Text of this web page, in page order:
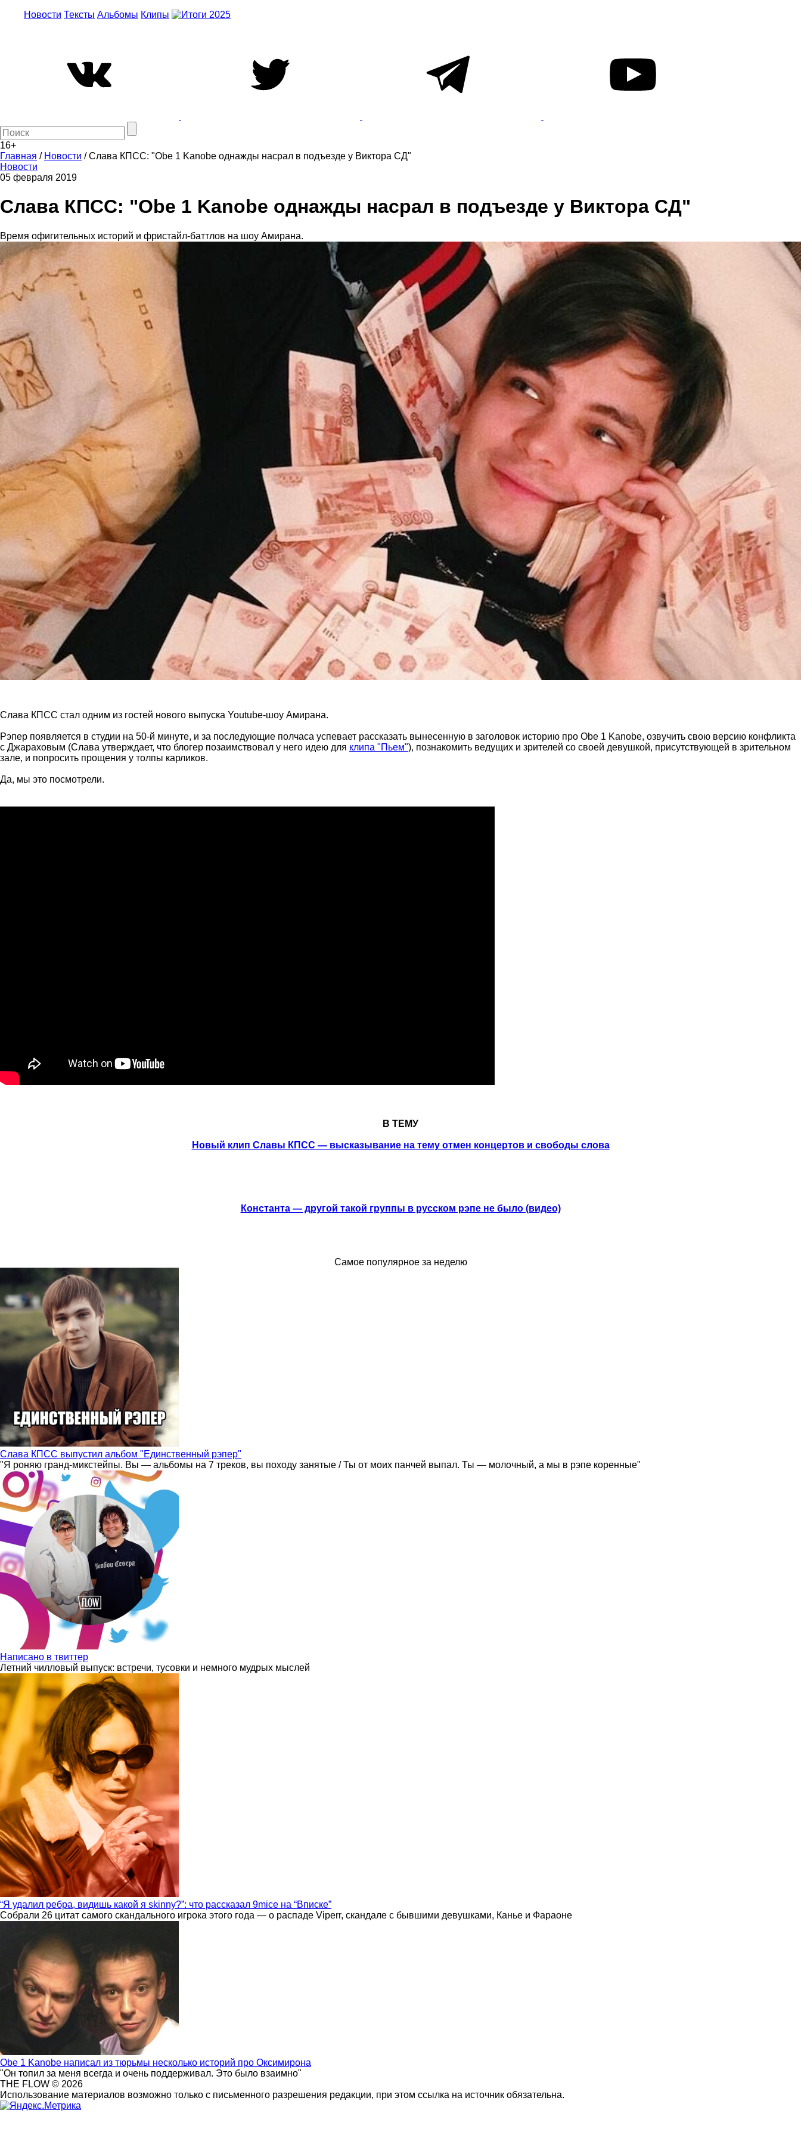
Новости Тексты Альбомы Клипы
16+
Главная / Новости /Слава КПСС: "Obe 1 Kanobe однажды насрал в подъезде у Виктора СД"
Новости
05 февраля 2019
Слава КПСС: "Obe 1 Kanobe однажды насрал в подъезде у Виктора СД"
Время офигительных историй и фристайл-баттлов на шоу Амирана.
Слава КПСС стал одним из гостей нового выпуска Youtube-шоу Амирана.
Рэпер появляется в студии на 50-й минуте, и за последующие полчаса успевает рассказать вынесенную в заголовок историю про Obe 1 Kanobe, озвучить свою версию конфликта
с Джараховым (Слава утверждает, что блогер позаимствовал у него идею для клипа "Пьем"), познакомить ведущих и зрителей со своей девушкой, присутствующей в зрительном
зале, и попросить прощения у толпы карликов.
Да, мы это посмотрели.
В ТЕМУ
Новый клип Славы КПСС — высказывание на тему отмен концертов и свободы слова
Константа — другой такой группы в русском рэпе не было (видео)
Самое популярное за неделю
Слава КПСС выпустил альбом "Единственный рэпер"
"Я роняю гранд-микстейпы. Вы — альбомы на 7 треков, вы походу занятые / Ты от моих панчей выпал. Ты — молочный, а мы в рэпе коренные"
Написано в твиттер
Летний чилловый выпуск: встречи, тусовки и немного мудрых мыслей
“Я удалил ребра, видишь какой я skinny?”: что рассказал 9mice на “Вписке”
Собрали 26 цитат самого скандального игрока этого года — о распаде Viperr, скандале с бывшими девушками, Канье и Фараоне
Obe 1 Kanobe написал из тюрьмы несколько историй про Оксимирона
"Он топил за меня всегда и очень поддерживал. Это было взаимно"
THE FLOW © 2026
Использование материалов возможно только с письменного разрешения редакции, при этом ссылка на источник обязательна.